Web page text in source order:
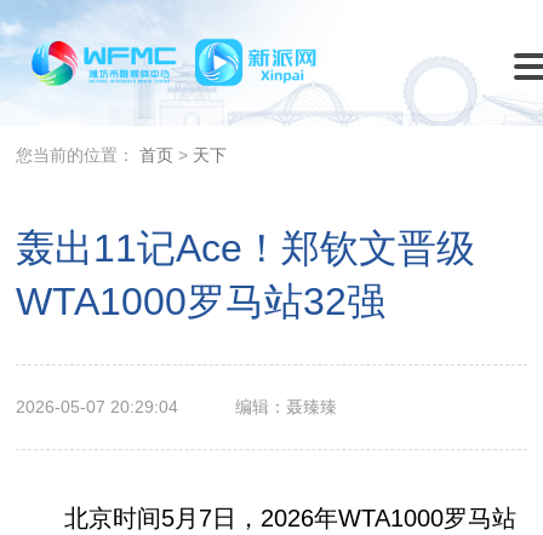
您当前的位置：首页 > 天下
轰出11记Ace！郑钦文晋级
WTA1000罗马站32强
2026-05-07 20:29:04 编辑：聂臻臻
北京时间5月7日，2026年WTA1000罗马站